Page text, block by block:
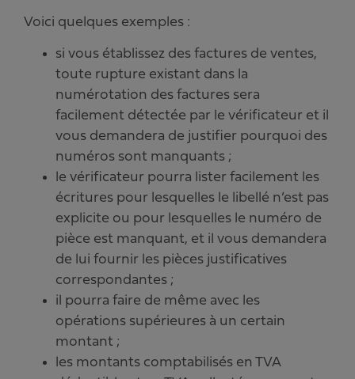
Voici quelques exemples :
si vous établissez des factures de ventes,
toute rupture existant dans la
numérotation des factures sera
facilement détectée par le vérificateur et il
vous demandera de justifier pourquoi des
numéros sont manquants ;
le vérificateur pourra lister facilement les
écritures pour lesquelles le libellé n’est pas
explicite ou pour lesquelles le numéro de
pièce est manquant, et il vous demandera
de lui fournir les pièces justificatives
correspondantes ;
il pourra faire de même avec les
opérations supérieures à un certain
montant ;
les montants comptabilisés en TVA